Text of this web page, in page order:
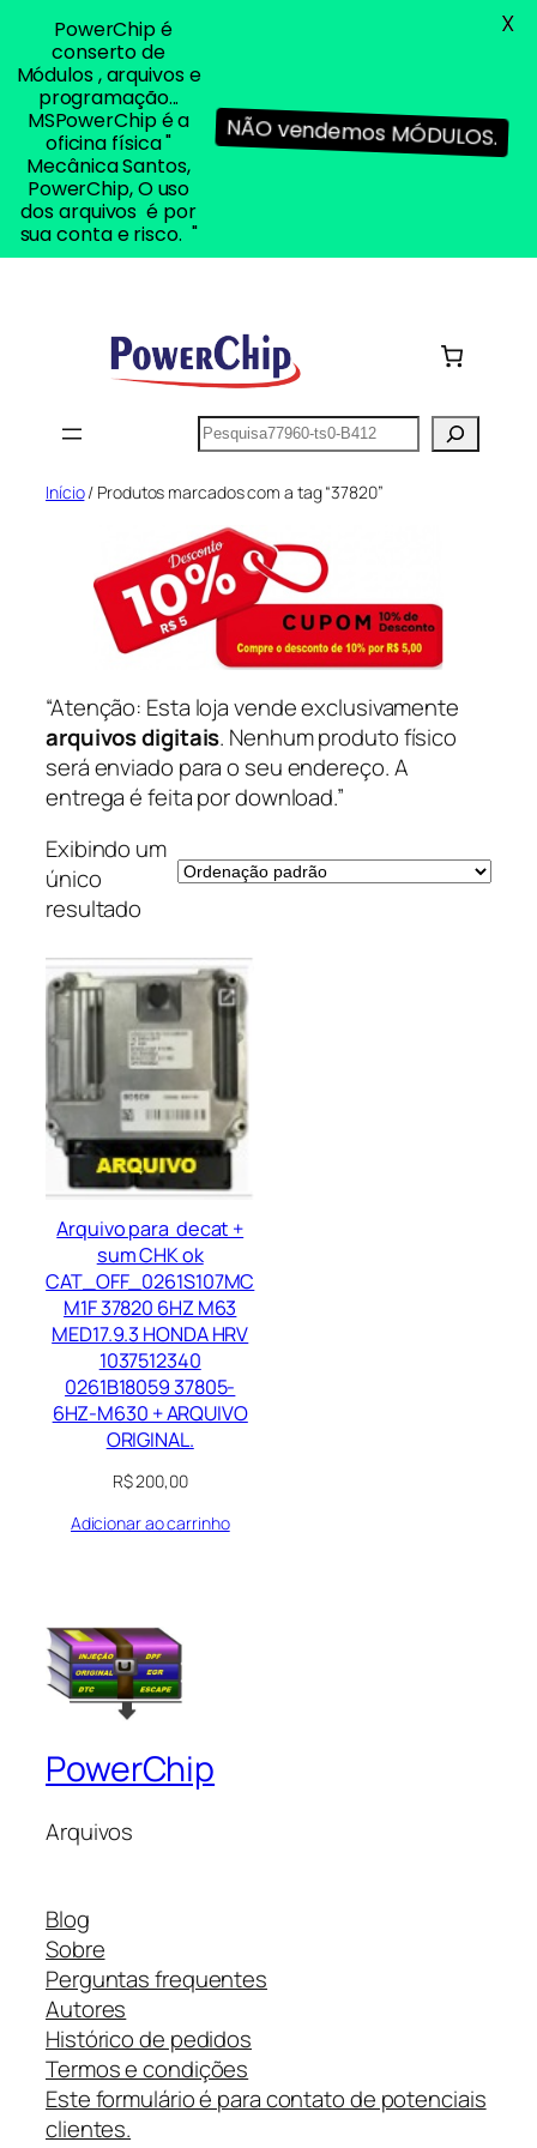
Pesquisar
Início/ Produtos marcados com a tag “37820”
“Atenção: Esta loja vende exclusivamente
arquivos digitais. Nenhum produto físico
será enviado para o seu endereço. A
entrega é feita por download.”
Exibindo um
único
resultado
Arquivo para decat +
sum CHK ok
CAT_OFF_0261S107MC
M1F 37820 6HZ M63
MED17.9.3 HONDA HRV
1037512340
0261B18059 37805-
6HZ-M630 + ARQUIVO
ORIGINAL.
R$200,00
Adicionar ao carrinho
PowerChip
Arquivos
Blog
Sobre
Perguntas frequentes
Autores
Histórico de pedidos
Termos e condições
Este formulário é para contato de potenciais
clientes.
PowerChip é
conserto de
Módulos , arquivos e
programação...
MSPowerChip é a
oficina física "
Mecânica Santos,
PowerChip, O uso
dos arquivos é por
sua conta e risco. "
NÃO vendemos MÓDULOS.
X